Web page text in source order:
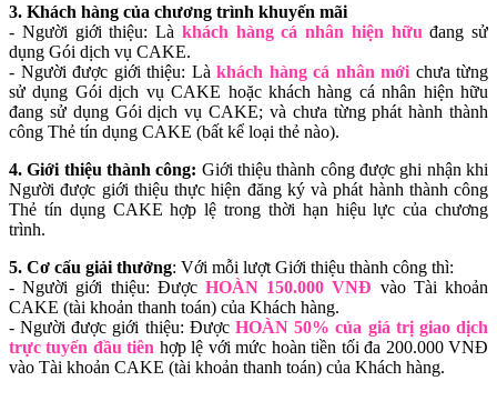
3. Khách hàng của chương trình khuyến mãi
- Người giới thiệu: Là khách hàng cá nhân hiện hữu đang sử
dụng Gói dịch vụ CAKE.
- Người được giới thiệu: Là khách hàng cá nhân mới chưa từng
sử dụng Gói dịch vụ CAKE hoặc khách hàng cá nhân hiện hữu
đang sử dụng Gói dịch vụ CAKE; và chưa từng phát hành thành
công Thẻ tín dụng CAKE (bất kể loại thẻ nào).
4. Giới thiệu thành công: Giới thiệu thành công được ghi nhận khi
Người được giới thiệu thực hiện đăng ký và phát hành thành công
Thẻ tín dụng CAKE hợp lệ trong thời hạn hiệu lực của chương
trình.
5. Cơ cấu giải thưởng: Với mỗi lượt Giới thiệu thành công thì:
- Người giới thiệu: Được HOÀN 150.000 VNĐ vào Tài khoản
CAKE (tài khoản thanh toán) của Khách hàng.
- Người được giới thiệu: Được HOÀN 50% của giá trị giao dịch
trực tuyến đầu tiên hợp lệ với mức hoàn tiền tối đa 200.000 VNĐ
vào Tài khoản CAKE (tài khoản thanh toán) của Khách hàng.